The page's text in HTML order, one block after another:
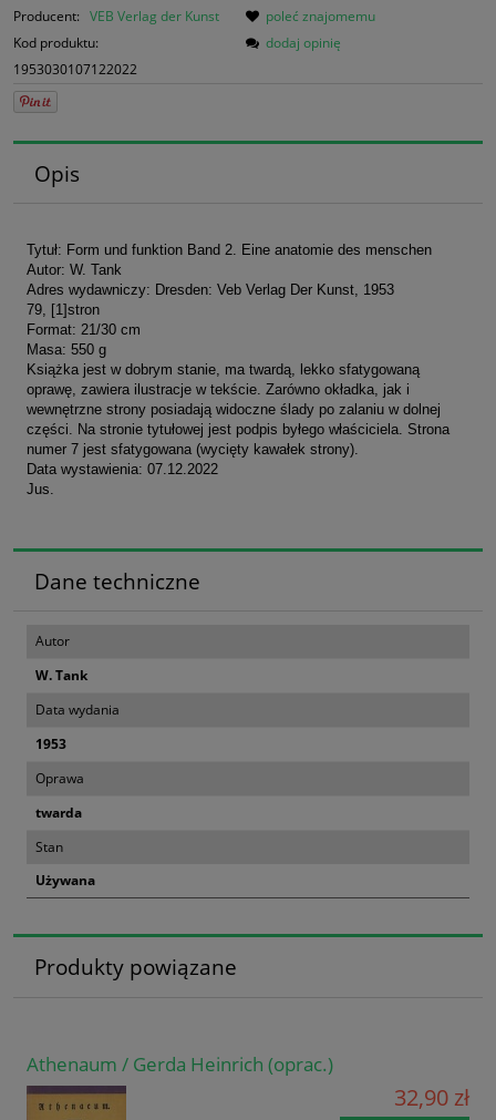
Producent: VEB Verlag der Kunst
Kod produktu:
1953030107122022
poleć znajomemu
dodaj opinię
Opis
Tytuł: Form und funktion Band 2. Eine anatomie des menschen
Autor: W. Tank
Adres wydawniczy: Dresden: Veb Verlag Der Kunst, 1953
79, [1]stron
Format: 21/30 cm
Masa: 550 g
Książka jest w dobrym stanie, ma twardą, lekko sfatygowaną
oprawę, zawiera ilustracje w tekście. Zarówno okładka, jak i
wewnętrzne strony posiadają widoczne ślady po zalaniu w dolnej
części. Na stronie tytułowej jest podpis byłego właściciela. Strona
numer 7 jest sfatygowana (wycięty kawałek strony).
Data wystawienia: 07.12.2022
Jus.
Dane techniczne
Autor
W. Tank
Data wydania
1953
Oprawa
twarda
Stan
Używana
Produkty powiązane
Athenaum / Gerda Heinrich (oprac.)
32,90 zł